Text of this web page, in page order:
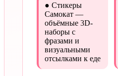
● Стикеры
Самокат —
объёмные 3D-
наборы с
фразами и
визуальными
отсылками к еде